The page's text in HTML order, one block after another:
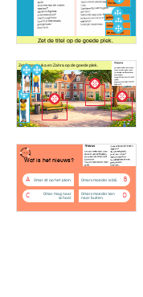
Zet de titel op de goede plek.
De toets
gefeliciteerd
nieuws
de wachtlijst
Zet Omar, Luka en Zahra op de goede plek.
Wat is het nieuws?
A Omar zit op het plein. B
Omars moeder is blij.
C
Omar mag naar
school.
D
Omars moeder kan
naar buiten.